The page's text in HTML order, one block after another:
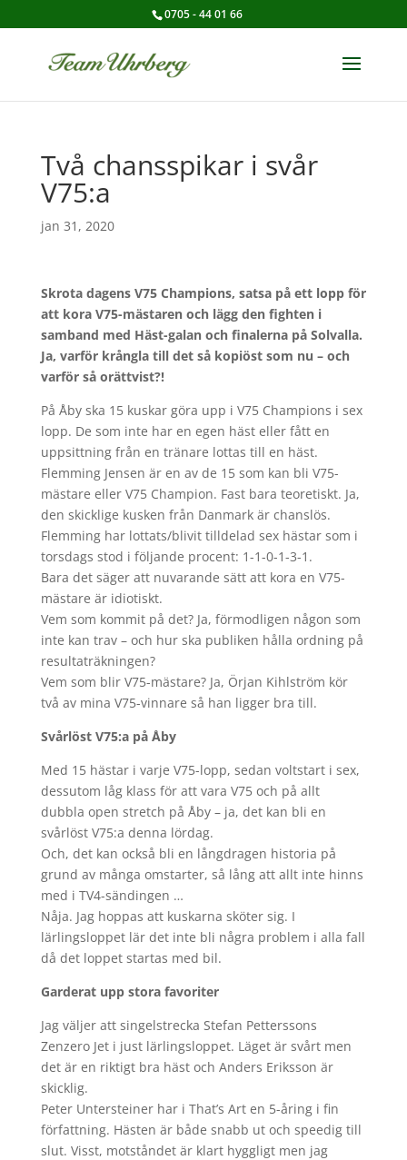
0705 - 44 01 66
Två chansspikar i svår
V75:a
jan 31, 2020
Skrota dagens V75 Champions, satsa på ett lopp för
att kora V75-mästaren och lägg den fighten i
samband med Häst-galan och finalerna på Solvalla.
Ja, varför krångla till det så kopiöst som nu – och
varför så orättvist?!
På Åby ska 15 kuskar göra upp i V75 Champions i sex
lopp. De som inte har en egen häst eller fått en
uppsittning från en tränare lottas till en häst.
Flemming Jensen är en av de 15 som kan bli V75-
mästare eller V75 Champion. Fast bara teoretiskt. Ja,
den skicklige kusken från Danmark är chanslös.
Flemming har lottats/blivit tilldelad sex hästar som i
torsdags stod i följande procent: 1-1-0-1-3-1.
Bara det säger att nuvarande sätt att kora en V75-
mästare är idiotiskt.
Vem som kommit på det? Ja, förmodligen någon som
inte kan trav – och hur ska publiken hålla ordning på
resultaträkningen?
Vem som blir V75-mästare? Ja, Örjan Kihlström kör
två av mina V75-vinnare så han ligger bra till.
Svårlöst V75:a på Åby
Med 15 hästar i varje V75-lopp, sedan voltstart i sex,
dessutom låg klass för att vara V75 och på allt
dubbla open stretch på Åby – ja, det kan bli en
svårlöst V75:a denna lördag.
Och, det kan också bli en långdragen historia på
grund av många omstarter, så lång att allt inte hinns
med i TV4-sändingen …
Nåja. Jag hoppas att kuskarna sköter sig. I
lärlingsloppet lär det inte bli några problem i alla fall
då det loppet startas med bil.
Garderat upp stora favoriter
Jag väljer att singelstrecka Stefan Petterssons
Zenzero Jet i just lärlingsloppet. Läget är svårt men
det är en riktigt bra häst och Anders Eriksson är
skicklig.
Peter Untersteiner har i That’s Art en 5-åring i fin
författning. Hästen är både snabb ut och speedig till
slut. Visst, motståndet är klart hyggligt men jag